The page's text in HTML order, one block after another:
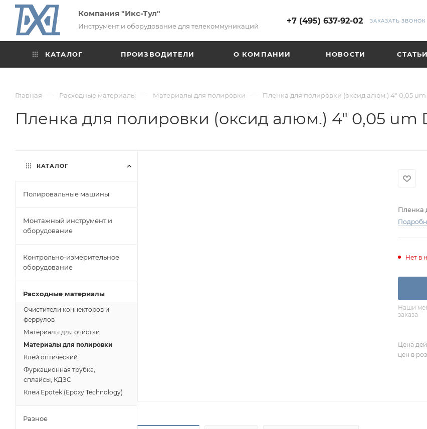
Компания "Икс-Тул"
Инструмент и оборудование для телекоммуникаций
+7 (495) 637-92-02 ЗАКАЗАТЬ ЗВОНОК
КАТАЛОГ ПРОИЗВОДИТЕЛИ О КОМПАНИИ НОВОСТИ СТАТЬИ
Главная — Расходные материалы — Материалы для полировки — Пленка для полировки (оксид алюм.) 4" 0,05 um
Пленка для полировки (оксид алюм.) 4" 0,05 um
Пленка
Нет в
Наши
заказа
Цена
цен в
КАТАЛОГ
Полировальные машины
Монтажный инструмент и
оборудование
Контрольно-измерительное
оборудование
Расходные материалы
Очистители коннекторов и
феррулов
Материалы для очистки
Материалы для полировки
Клей оптический
Фуркационная трубка,
сплайсы, КДЗС
Клеи Epotek (Epoxy Technology)
Разное